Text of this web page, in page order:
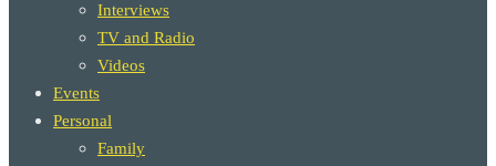
Interviews
TV and Radio
Videos
Events
Personal
Family